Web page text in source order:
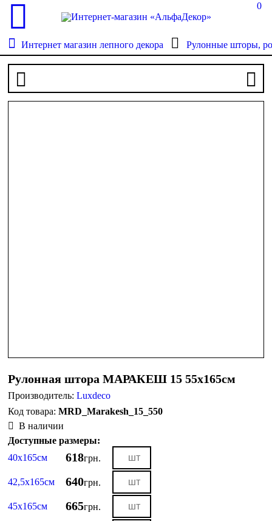
0
Интернет магазин лепного декора Рулонные шторы,
Рулонная штора МАРАКЕШ 15 55х165см
Производитель:Luxdeco
MRD_Marakesh_15_550
В наличии
Доступные размеры:
40х165см
618грн.
42,5х165см 640грн.
45х165см 665грн.